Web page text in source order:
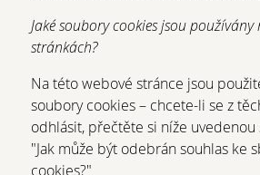
Jaké soubory cookies jsou používány
stránkách?
Na této webové stránce jsou
soubory cookies – chcete-li se z
odhlásit, přečtěte si níže uvedenou
"Jak může být odebrán souhlas ke
cookies?"